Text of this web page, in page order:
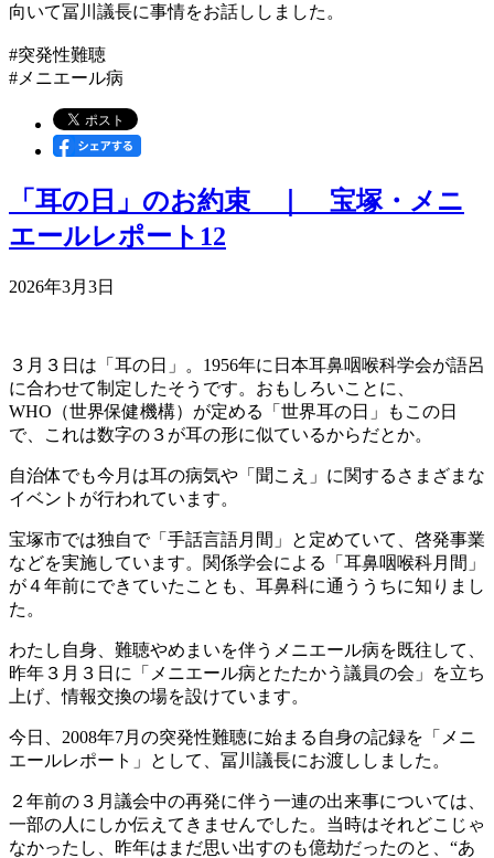
向いて冨川議長に事情をお話ししました。
#突発性難聴
#メニエール病
「耳の日」のお約束 ｜ 宝塚・メニ
エールレポート12
2026年3月3日
３月３日は「耳の日」。1956年に日本耳鼻咽喉科学会が語呂
に合わせて制定したそうです。おもしろいことに、
WHO（世界保健機構）が定める「世界耳の日」もこの日
で、これは数字の３が耳の形に似ているからだとか。
自治体でも今月は耳の病気や「聞こえ」に関するさまざまな
イベントが行われています。
宝塚市では独自で「手話言語月間」と定めていて、啓発事業
などを実施しています。関係学会による「耳鼻咽喉科月間」
が４年前にできていたことも、耳鼻科に通ううちに知りまし
た。
わたし自身、難聴やめまいを伴うメニエール病を既往して、
昨年３月３日に「メニエール病とたたかう議員の会」を立ち
上げ、情報交換の場を設けています。
今日、2008年7月の突発性難聴に始まる自身の記録を「メニ
エールレポート」として、冨川議長にお渡ししました。
２年前の３月議会中の再発に伴う一連の出来事については、
一部の人にしか伝えてきませんでした。当時はそれどこじゃ
なかったし、昨年はまだ思い出すのも億劫だったのと、“あ